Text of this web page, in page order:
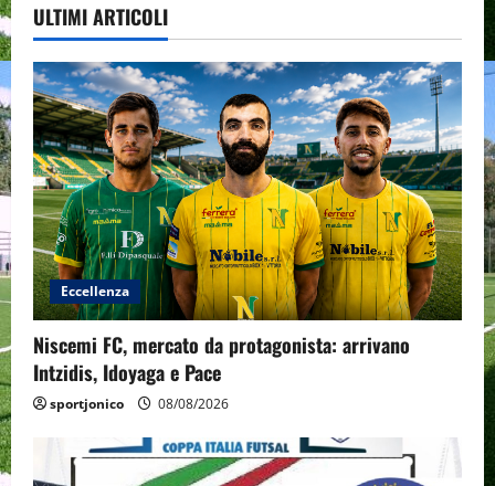
ULTIMI ARTICOLI
Eccellenza
Niscemi FC, mercato da protagonista: arrivano
Intzidis, Idoyaga e Pace
sportjonico 08/08/2026